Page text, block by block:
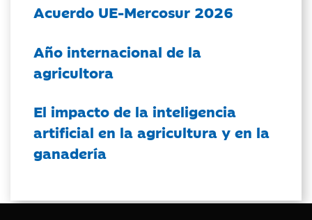
Acuerdo UE-Mercosur 2026
Año internacional de la
agricultora
El impacto de la inteligencia
artificial en la agricultura y en la
ganadería